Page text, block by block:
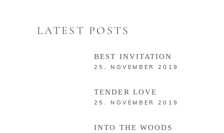
LATEST POSTS
BEST INVITATION
25. NOVEMBER 2019
TENDER LOVE
25. NOVEMBER 2019
INTO THE WOODS